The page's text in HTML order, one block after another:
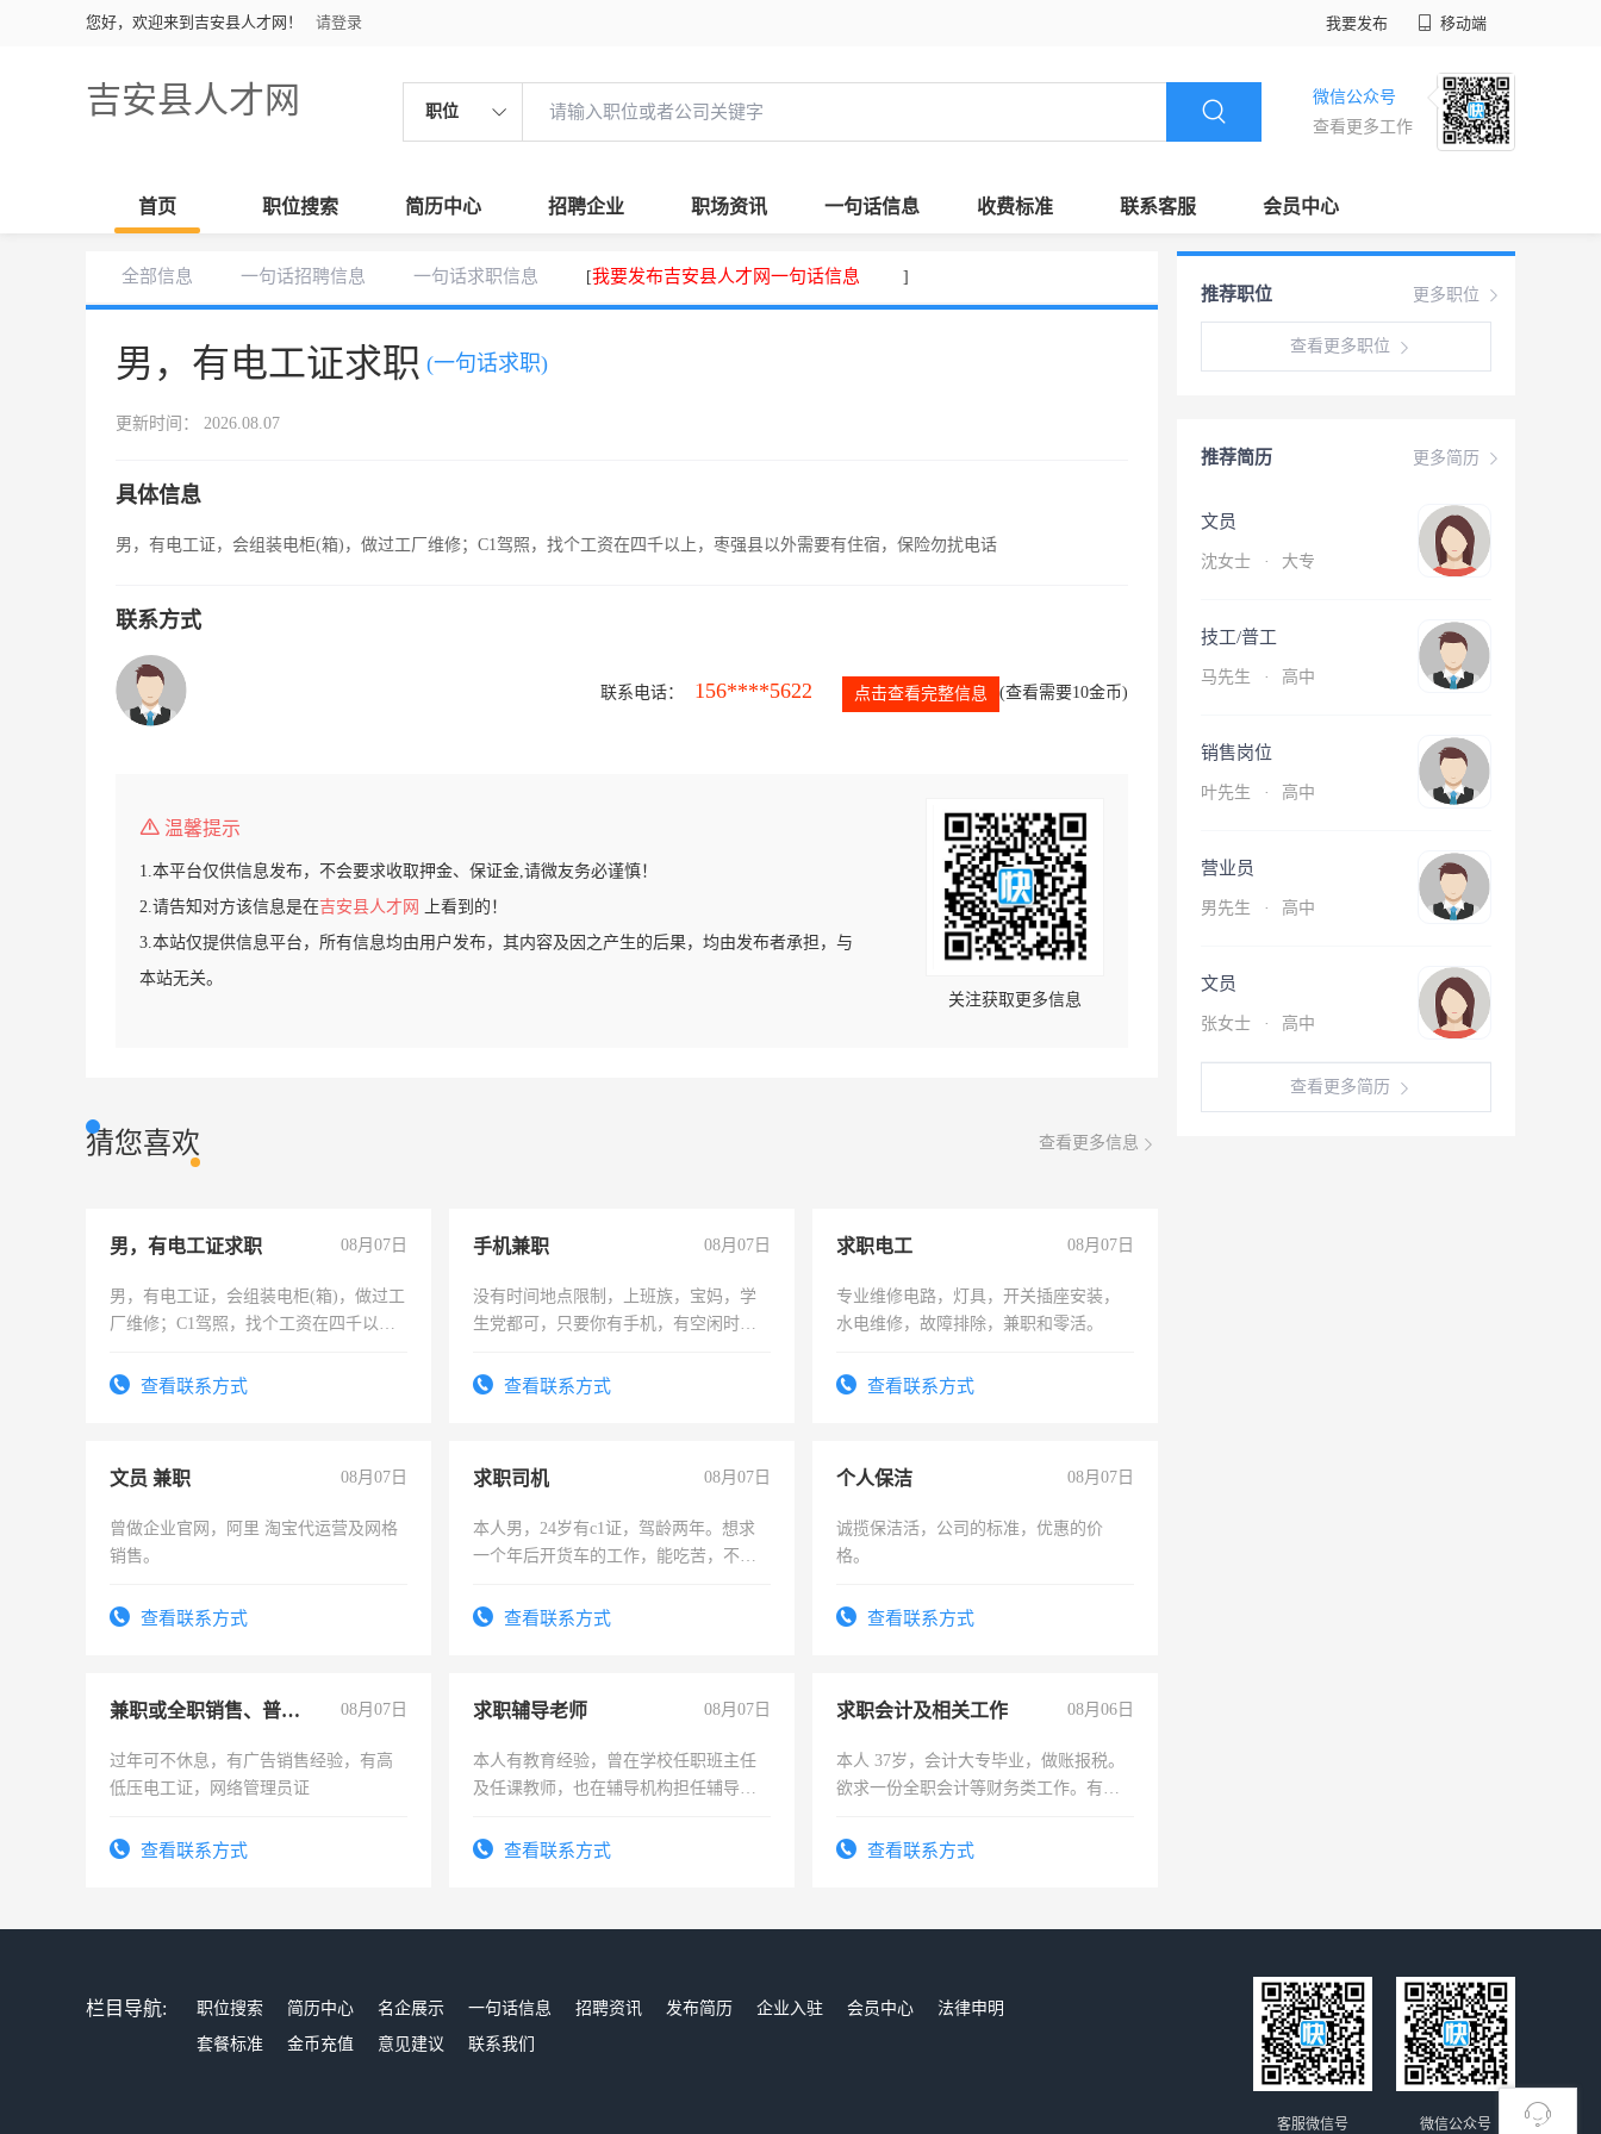
您好，欢迎来到吉安县人才网！ 请登录 我要发布 移动端
吉安县人才网 职位
微信公众号
查看更多工作
首页 职位搜索 简历中心 招聘企业 职场资讯 一句话信息 收费标准 联系客服 会员中心
全部信息 一句话招聘信息 一句话求职信息 [我要发布吉安县人才网一句话信息 ]
男，有电工证求职 (一句话求职)
更新时间： 2026.08.07
具体信息
男，有电工证，会组装电柜(箱)，做过工厂维修；C1驾照，找个工资在四千以上，枣强县以外需要有住宿，保险勿扰电话
联系方式
联系电话： 156****5622 点击查看完整信息 (查看需要10金币)
温馨提示
1.本平台仅供信息发布，不会要求收取押金、保证金,请微友务必谨慎！
2.请告知对方该信息是在吉安县人才网
上看到的！
3.本站仅提供信息平台，所有信息均由用户发布，其内容及因之产生的后果，均由发布者承担，与
本站无关。
关注获取更多信息
猜您喜欢 查看更多信息
男，有电工证求职 08月07日
男，有电工证，会组装电柜(箱)，做过工
厂维修；C1驾照，找个工资在四千以
电话查看联系方式
手机兼职 08月07日
没有时间地点限制，上班族，宝妈，学
生党都可，只要你有手机，有空闲时
勤快的四五十，每天挣零花钱没问题！
查看联系方式
求职电工 08月07日
专业维修电路，灯具，开关插座安装，
水电维修，故障排除，兼职和零活。
查看联系方式
文员 兼职 08月07日
曾做企业官网，阿里 淘宝代运营及网格
销售。
查看联系方式
求职司机 08月07日
本人男，24岁有c1证，驾龄两年。想求
一个年后开货车的工作，能吃苦，不怕
查看联系方式
个人保洁 08月07日
诚揽保洁活，公司的标准，优惠的价
格。
查看联系方式
兼职或全职销售、普工、维修 08月07日
过年可不休息，有广告销售经验，有高
低压电工证，网络管理员证
查看联系方式
求职辅导老师 08月07日
本人有教育经验，曾在学校任职班主任
及任课教师，也在辅导机构担任辅导教
查看联系方式
求职会计及相关工作 08月06日
本人 37岁，会计大专毕业，做账报税。
欲求一份全职会计等财务类工作。有会
查看联系方式
更多职位
推荐职位
查看更多职位
更多简历
推荐简历
文员
沈女士 · 大专
技工/普工
马先生 · 高中
销售岗位
叶先生 · 高中
营业员
男先生 · 高中
文员
张女士 · 高中
查看更多简历
栏目导航: 职位搜索 简历中心 名企展示 一句话信息 招聘资讯 发布简历 企业入驻 会员中心
法律申明
套餐标准
金币充值 意见建议 联系我们
微信公众号
客服微信号